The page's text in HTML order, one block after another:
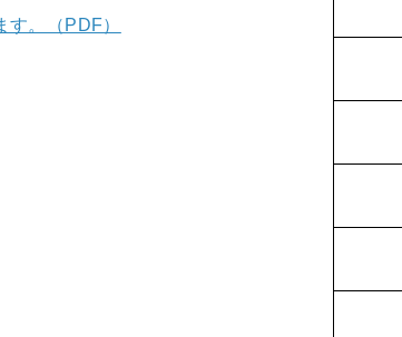
。（PDF）